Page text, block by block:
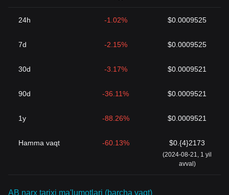
24h -1.02% $0.0009525
7d -2.15% $0.0009525
30d -3.17% $0.0009521
90d -36.11% $0.0009521
1y -88.26% $0.0009521
Hamma vaqt -60.13% $0.{4}2173
(2024-08-21, 1 yil
avval)
AB narx tarixi ma'lumotlari (barcha vaqt)